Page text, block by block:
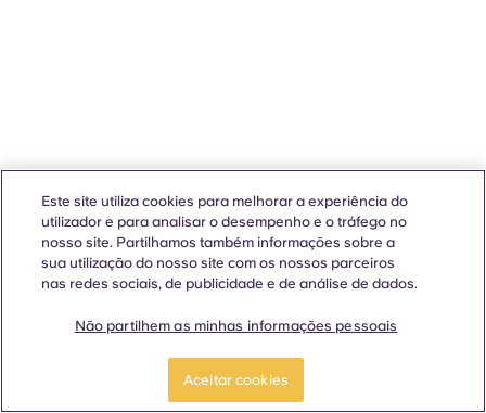
Este site utiliza cookies para melhorar a experiência do
utilizador e para analisar o desempenho e o tráfego no
nosso site. Partilhamos também informações sobre a
sua utilização do nosso site com os nossos parceiros
nas redes sociais, de publicidade e de análise de dados.
Não partilhem as minhas informações pessoais
Aceitar cookies